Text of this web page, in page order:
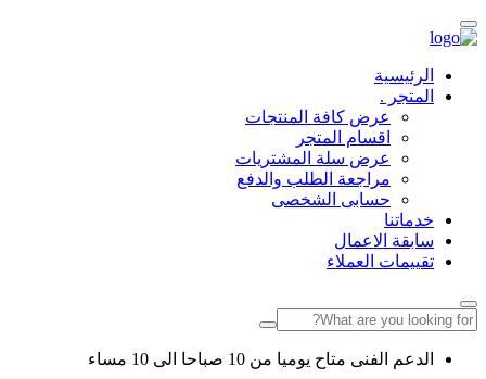
الرئيسية
المتجر .
عرض كافة المنتجات
اقسام المتجر
عرض سلة المشتريات
مراجعة الطلب والدفع
حسابى الشخصى
خدماتنا
سابقة الاعمال
تقييمات العملاء
الدعم الفنى متاح يوميا من 10 صباحا الى 10 مساء